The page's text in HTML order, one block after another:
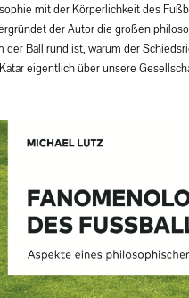
mit der Körperlichkeit des
der Autor die großen
Ball rund ist, warum der
eigentlich über unsere